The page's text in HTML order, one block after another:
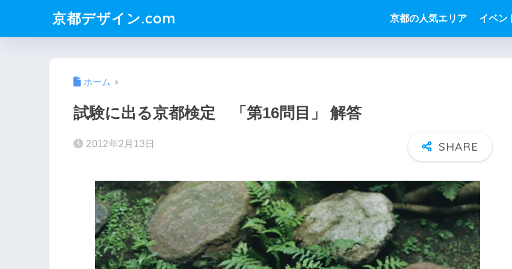
京都デザイン.com 京都の人気エリア イベン
ホーム
試験に出る京都検定 「第16問目」 解答
2012年2月13日